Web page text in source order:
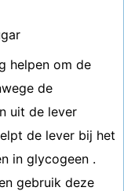
helpen om de
de
uit de lever
de lever bij het
in glycogeen .
gebruik deze